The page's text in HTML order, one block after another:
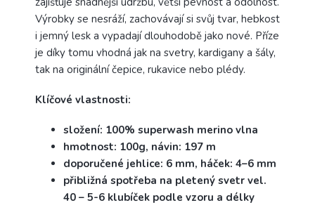
Výrobky se nesráží, zachovávají si svůj tvar, hebkost
i jemný lesk a vypadají dlouhodobě jako nové. Příze
je díky tomu vhodná jak na svetry, kardigany a šály,
tak na originální čepice, rukavice nebo plédy.
Klíčové vlastnosti:
složení: 100% superwash merino vlna
hmotnost: 100g, návin: 197 m
doporučené jehlice: 6 mm, háček: 4–6 mm
přibližná spotřeba na pletený svetr vel.
40 – 5-6 klubíček podle vzoru a délky